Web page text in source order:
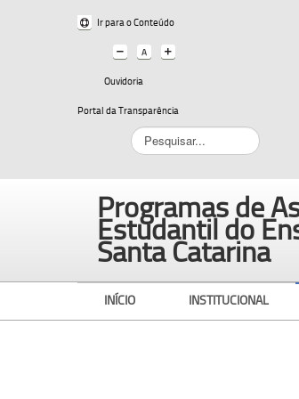
Ir para o Conteúdo
Ouvidoria
Portal da Transparência
Pesquisar...
Programas de
Estudantil do
Santa Catarina
INÍCIO INSTITUCIONAL